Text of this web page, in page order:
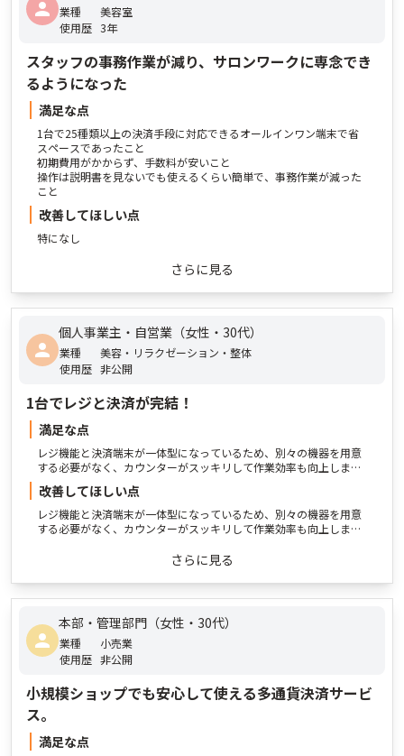
業種
美容室
使用歴 3年
スタッフの事務作業が減り、サロンワークに専念でき
るようになった
満足な点
1台で25種類以上の決済手段に対応できるオールインワン端末で省
スペースであったこと
初期費用がかからず、手数料が安いこと
操作は説明書を見ないでも使えるくらい簡単で、事務作業が減った
こと
改善してほしい点
特になし
さらに見る
個人事業主・自営業（女性・30代）
業種
美容・リラクゼーション・整体
使用歴 非公開
1台でレジと決済が完結！
満足な点
レジ機能と決済端末が一体型になっているため、別々の機器を用意
する必要がなく、カウンターがスッキリして作業効率も向上しまし
たので、導入後のストレスが少なかったです。お客様からも「会計
が早くて助かる」との声がありました。
改善してほしい点
レジ機能と決済端末が一体型になっているため、別々の機器を用意
する必要がなく、カウンターがスッキリして作業効率も向上しまし
たので、導入後のストレスが少なかったです。お客様からも「会計
さらに見る
本部・管理部門（女性・30代）
業種
小売業
使用歴 非公開
小規模ショップでも安心して使える多通貨決済サービ
ス。
満足な点